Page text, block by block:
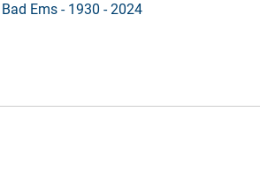
Ems - 1930 - 2024